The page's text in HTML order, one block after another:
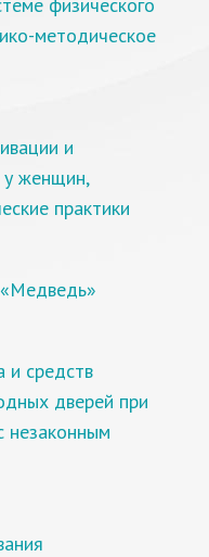
методическое
и
у женщин,
практики
и средств
дверей при
незаконным